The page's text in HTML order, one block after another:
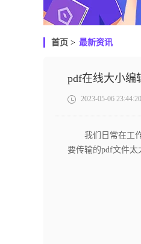
首页 > 最新资讯
pdf在线大小编
2023-05-06 23:44:20
我们日常在工作
要传输的pdf文件太